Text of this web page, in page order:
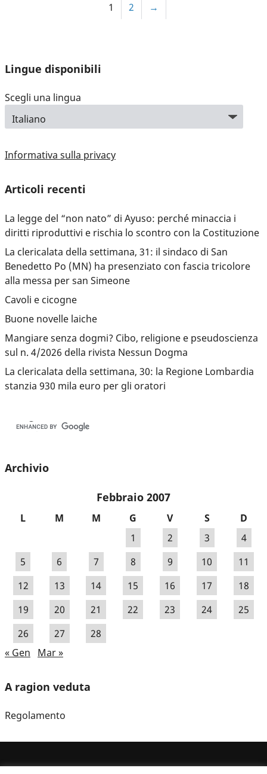
1 2 →
Lingue disponibili
Scegli una lingua
Informativa sulla privacy
Articoli recenti
La legge del “non nato” di Ayuso: perché minaccia i
diritti riproduttivi e rischia lo scontro con la Costituzione
La clericalata della settimana, 31: il sindaco di San
Benedetto Po (MN) ha presenziato con fascia tricolore
alla messa per san Simeone
Cavoli e cicogne
Buone novelle laiche
Mangiare senza dogmi? Cibo, religione e pseudoscienza
sul n. 4/2026 della rivista Nessun Dogma
La clericalata della settimana, 30: la Regione Lombardia
stanzia 930 mila euro per gli oratori
Archivio
Febbraio 2007
L M M G V S
D
1
2 3
4
5
6 7 8 9 10
11
12
13 14 15 16 17
18
19
20 21 22 23 24
25
26
27
28
« Gen
Mar »
A ragion veduta
Regolamento